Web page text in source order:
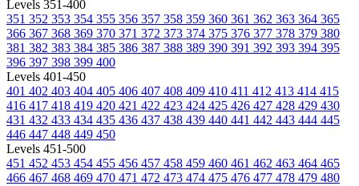
Levels 351-400
351 352 353 354 355 356 357 358 359 360 361 362 363 364 365
366 367 368 369 370 371 372 373 374 375 376 377 378 379 380
381 382 383 384 385 386 387 388 389 390 391 392 393 394 395
396 397 398 399 400
Levels 401-450
401 402 403 404 405 406 407 408 409 410 411 412 413 414 415
416 417 418 419 420 421 422 423 424 425 426 427 428 429 430
431 432 433 434 435 436 437 438 439 440 441 442 443 444 445
446 447 448 449 450
Levels 451-500
451 452 453 454 455 456 457 458 459 460 461 462 463 464 465
466 467 468 469 470 471 472 473 474 475 476 477 478 479 480